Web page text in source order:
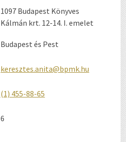
1097 Budapest Könyves
Kálmán krt. 12-14. I. emelet
Budapest és Pest
keresztes.anita@bpmk.hu
(1) 455-88-65
6